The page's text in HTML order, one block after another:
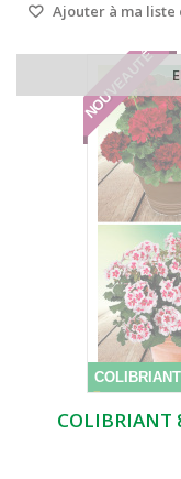
Ajouter à ma liste
NOUVEAUTÉ
COLIBRIANT
COLIBRIANT